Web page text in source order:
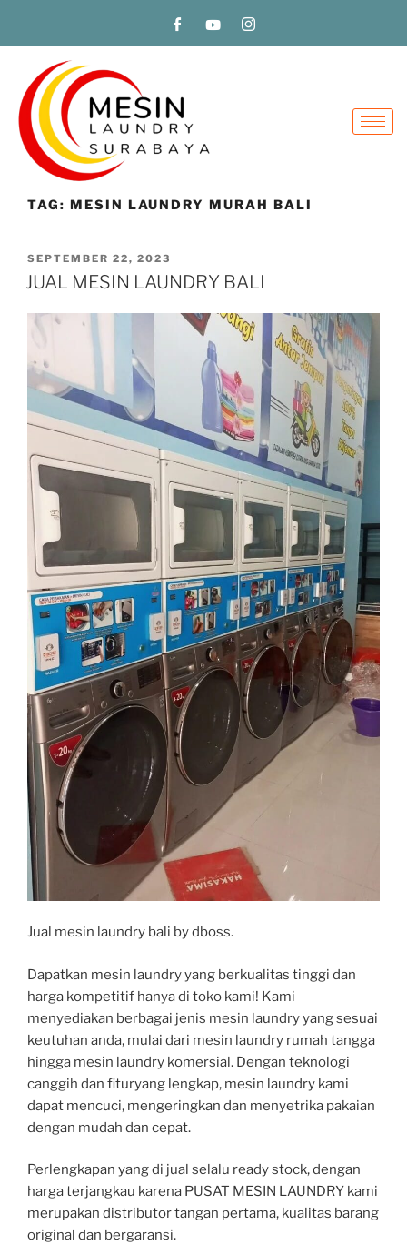
TAG: MESIN LAUNDRY MURAH BALI
SEPTEMBER 22, 2023
JUAL MESIN LAUNDRY BALI
Jual mesin laundry bali by dboss.
Dapatkan mesin laundry yang berkualitas tinggi dan
harga kompetitif hanya di toko kami! Kami
menyediakan berbagai jenis mesin laundry yang sesuai
keutuhan anda, mulai dari mesin laundry rumah tangga
hingga mesin laundry komersial. Dengan teknologi
canggih dan fituryang lengkap, mesin laundry kami
dapat mencuci, mengeringkan dan menyetrika pakaian
dengan mudah dan cepat.
Perlengkapan yang di jual selalu ready stock, dengan
harga terjangkau karena PUSAT MESIN LAUNDRY kami
merupakan distributor tangan pertama, kualitas barang
original dan bergaransi.